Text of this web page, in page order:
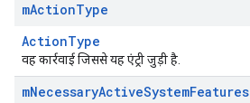
mActionType
ActionType
वह कार्रवाई जिससे यह एंट्री जुड़ी है.
mNecessaryActiveSystemFeatures